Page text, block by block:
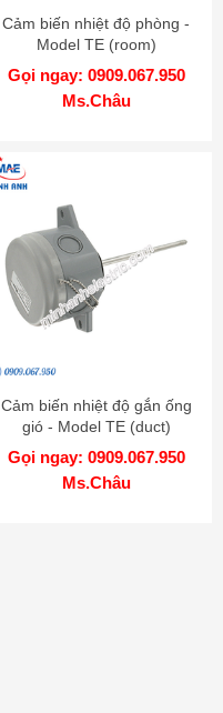
Cảm biến nhiệt độ phòng -
Model TE (room)
Gọi ngay: 0909.067.950
Ms.Châu
Cảm biến nhiệt độ gắn ống
gió - Model TE (duct)
Gọi ngay: 0909.067.950
Ms.Châu